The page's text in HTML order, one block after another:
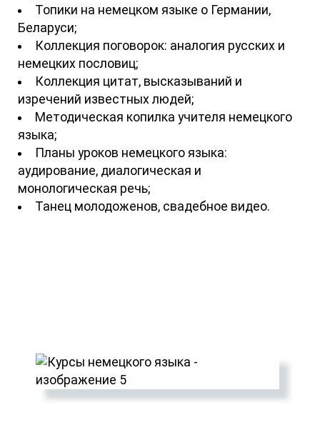
Топики на немецком языке о Германии,
Беларуси;
Коллекция поговорок: аналогия русских и
немецких пословиц;
Коллекция цитат, высказываний и
изречений известных людей;
Методическая копилка учителя немецкого
языка;
Планы уроков немецкого языка:
аудирование, диалогическая и
монологическая речь;
Танец молодоженов, свадебное видео.